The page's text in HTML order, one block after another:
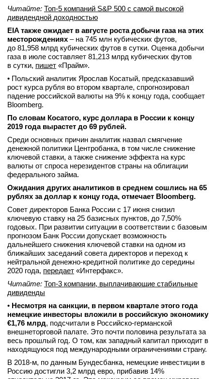
Читайте: Топ-5 компаний S&P 500 с самой высокой
дивидендной доходностью
EIA также ожидает в августе роста добычи газа на этих
месторождениях – на 745 млн кубических футов,
до 81,958 млрд кубических футов в сутки. Оценка добычи
газа в июле составляет 81,213 млрд кубических футов
в сутки, пишет «Прайм».
• Польский аналитик Ярослав Косатый, предсказавший
рост курса рубля во втором квартале, спрогнозировал
падение российской валюты на 9% к концу года, сообщает
Bloomberg.
По словам Косатого, курс доллара в России к концу
2019 года вырастет до 69 рублей.
Среди основных причин аналитик назвал смягчение
денежной политики Центробанка, в том числе снижение
ключевой ставки, а также снижение эффекта на курс
валюты от спроса нерезидентов страны на облигации
федерального займа.
Ожидания других аналитиков в среднем сошлись на 65
рублях за доллар к концу года, отмечает Bloomberg.
Совет директоров Банка России с 17 июня снизил
ключевую ставку на 25 базисных пунктов, до 7,50%
годовых. При развитии ситуации в соответствии с базовым
прогнозом Банк России допускает возможность
дальнейшего снижения ключевой ставки на одном из
ближайших заседаний совета директоров и переход к
нейтральной денежно-кредитной политике до середины
2020 года, передает «Интерфакс».
Читайте: Топ-3 компании, выплачивающие стабильные
дивиденды
• Несмотря на санкции, в первом квартале этого года
немецкие инвесторы вложили в российскую экономику
€1,76 млрд, подсчитали в Российско-германской
внешнеторговой палате. Это почти половина результата за
весь прошлый год. О том, как западный капитал приходит в
находящуюся под международными ограничениями страну.
В 2018-м, по данным Бундесбанка, немецкие инвестиции в
Россию достигли 3,2 млрд евро, прибавив 14%